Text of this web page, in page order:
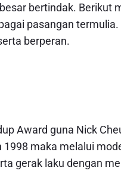
bertindak. Berikut
pasangan
berperan.
Award guna Nick
maka melalui
gerak laku dengan